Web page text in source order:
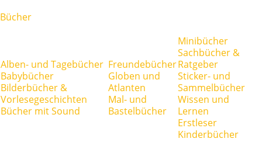
Bücher
Alben- und Tagebücher
Babybücher
Bilderbücher &
Vorlesegeschichten
Bücher mit Sound
Freundebücher
Globen und
Atlanten
Mal- und
Bastelbücher
Minibücher
Sachbücher &
Ratgeber
Sticker- und
Sammelbücher
Wissen und
Lernen
Erstleser
Kinderbücher